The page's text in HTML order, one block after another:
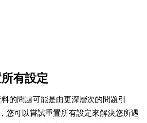
有設定
的問題可能是由更深層次的問題引
您可以嘗試重置所有設定來解決您所遇